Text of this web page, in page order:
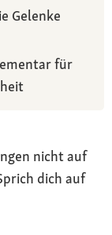
Gelenke
für
nicht auf
dich auf